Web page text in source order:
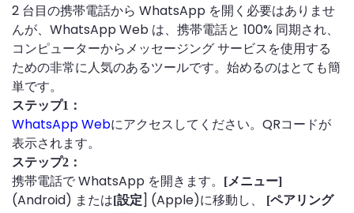
2 台目の携帯電話から WhatsApp を開く必要はありませ
んが、WhatsApp Web は、携帯電話と 100% 同期され、
コンピューターからメッセージング サービスを使用する
ための非常に人気のあるツールです。始めるのはとても簡
単です。
ステップ1：
WhatsApp Webにアクセスしてください。QRコードが
表示されます。
ステップ2：
携帯電話で WhatsApp を開きます。 [メニュー]
(Android) または[設定] (Apple)に移動し、
[ペアリング